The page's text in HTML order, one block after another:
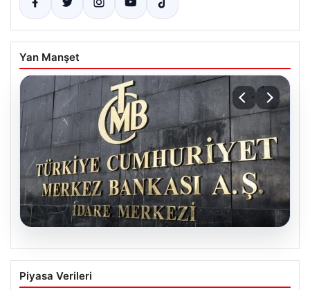
Yan Manşet
05.08.2026
Merkez Bankası’nın Nisan faiz kararı:
Tarih, saat ve ekonomist beklentileri
Piyasa Verileri